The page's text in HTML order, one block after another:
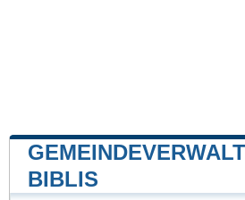
BIBLIS